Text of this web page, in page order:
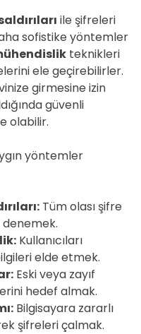
ile şifreleri
sofistike yöntemler
teknikleri
ele geçirebilirler.
girmesine izin
güvenli
olabilir.
yöntemler
Tüm olası şifre
denemek.
Kullanıcıları
elde etmek.
Eski veya zayıf
hedef almak.
Bilgisayara zararlı
şifreleri çalmak.